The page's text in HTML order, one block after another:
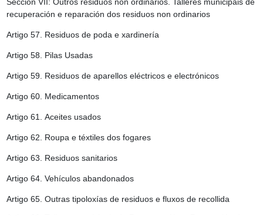
Sección VII: Outros residuos non ordinarios. Talleres municipais de
recuperación e reparación dos residuos non ordinarios
Artigo 57. Residuos de poda e xardinería
Artigo 58. Pilas Usadas
Artigo 59. Residuos de aparellos eléctricos e electrónicos
Artigo 60. Medicamentos
Artigo 61. Aceites usados
Artigo 62. Roupa e téxtiles dos fogares
Artigo 63. Residuos sanitarios
Artigo 64. Vehículos abandonados
Artigo 65. Outras tipoloxías de residuos e fluxos de recollida